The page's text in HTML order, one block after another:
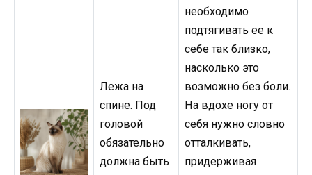
Лежа на
спине. Под
головой
обязательно
должна быть
необходимо
подтягивать ее к
себе так близко,
насколько это
возможно без боли.
На вдохе ногу от
себя нужно словно
отталкивать,
придерживая